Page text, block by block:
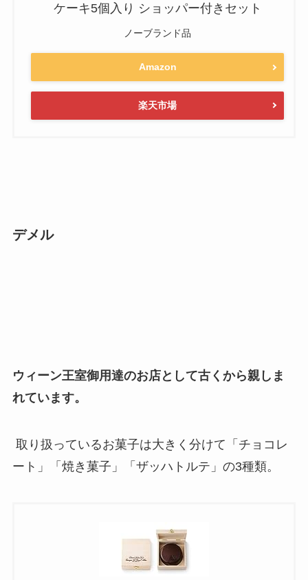
ケーキ5個入り ショッパー付きセット
ノーブランド品
Amazon
楽天市場
デメル
ウィーン王室御用達のお店として古くから親しま
れています。
取り扱っているお菓子は大きく分けて「チョコレ
ート」「焼き菓子」「ザッハトルテ」の3種類。